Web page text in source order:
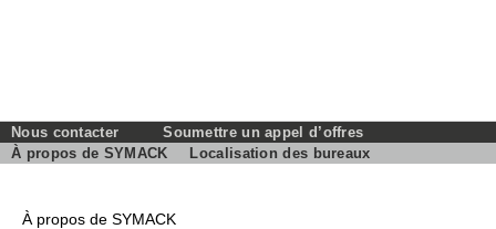
Nous contacter
Soumettre un appel d’offres
À propos de SYMACK
Localisation des bureaux
À propos de SYMACK